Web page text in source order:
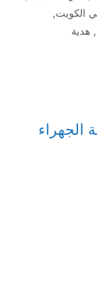
الكويت,
, هدية